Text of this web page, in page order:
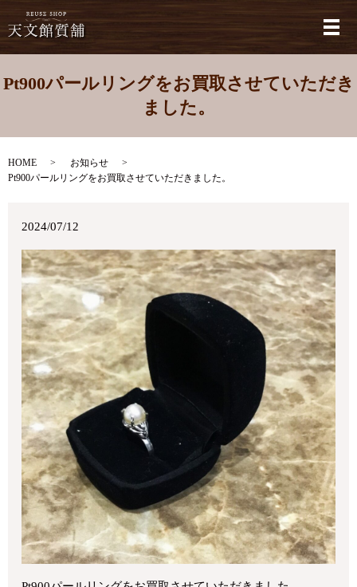
メ
Pt900パールリングをお買取させていただき
ました。
HOME
お知らせ
Pt900パールリングをお買取させていただきました。
2024/07/12